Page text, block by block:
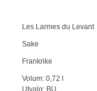
Les Larmes du Levant
Sake
Frankrike
Volum:0,72 l
Utvalg: BU